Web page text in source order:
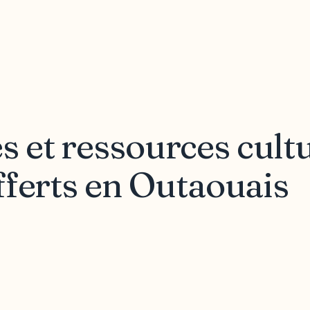
et ressources
en Outaouais